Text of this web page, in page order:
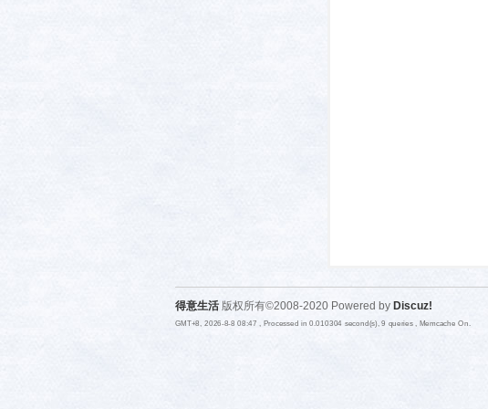
武汉
得意生活 版权所有©2008-2020 Powered by Discuz!
GMT+8, 2026-8-8 08:47 , Processed in 0.010304 second(s), 9 queries , Memcache On.